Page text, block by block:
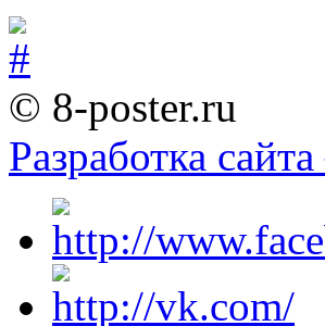
© 8-poster.ru
Разработка